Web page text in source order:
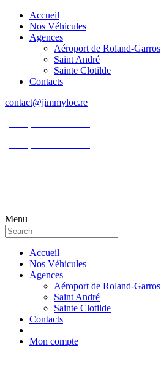
Accueil
Nos Véhicules
Agences
Aéroport de Roland-Garros
Saint André
Sainte Clotilde
Contacts
contact@jimmyloc.re
Menu
Accueil
Nos Véhicules
Agences
Aéroport de Roland-Garros
Saint André
Sainte Clotilde
Contacts
Mon compte